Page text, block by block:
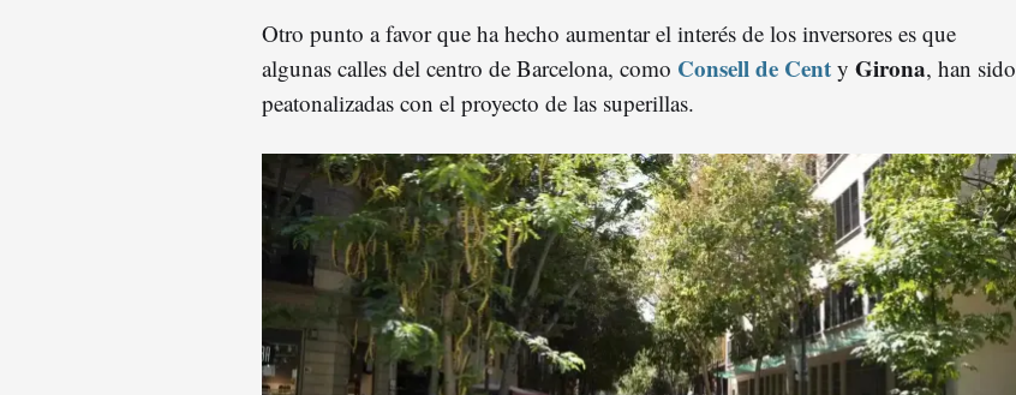
Otro punto a favor que ha hecho aumentar el interés de los inversores es que
algunas calles del centro de Barcelona, como Consell de Cent y Girona, han sido
peatonalizadas con el proyecto de las superillas.